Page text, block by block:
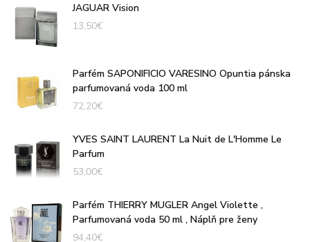
JAGUAR Vision
13,50€
Parfém SAPONIFICIO VARESINO Opuntia pánska
parfumovaná voda 100 ml
72,20€
YVES SAINT LAURENT La Nuit de L'Homme Le
Parfum
53,00€
Parfém THIERRY MUGLER Angel Violette ,
Parfumovaná voda 50 ml , Náplň pre ženy
94,40€